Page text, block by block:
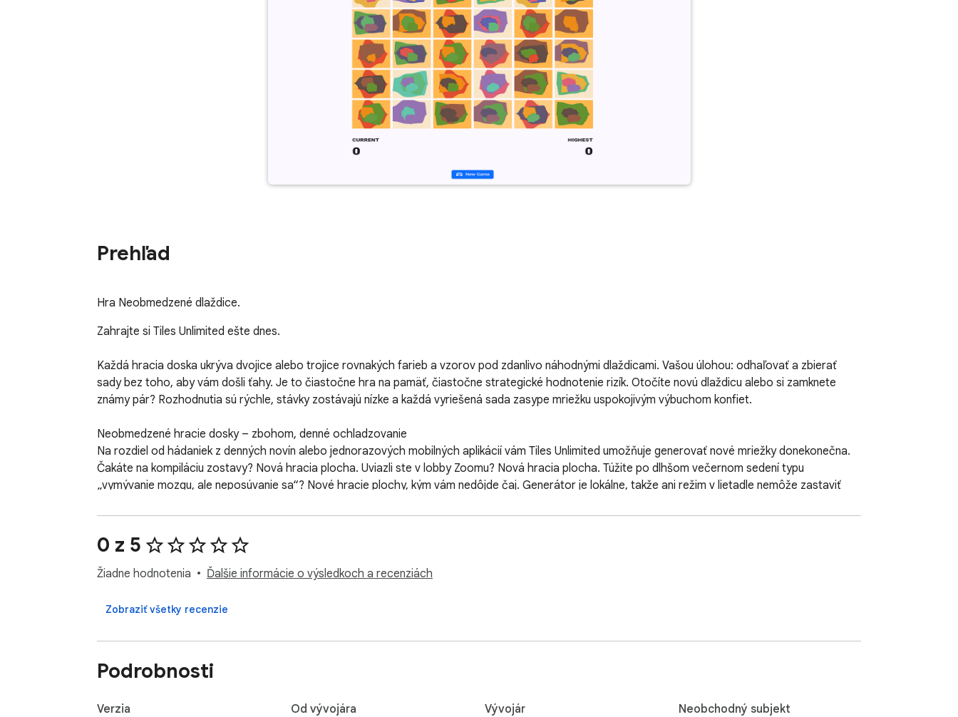
Prehľad
Hra Neobmedzené dlaždice.
Zahrajte si Tiles Unlimited ešte dnes.
Každá hracia doska ukrýva dvojice alebo trojice rovnakých farieb a vzorov pod zdanlivo náhodnými dlaždicami. Vašou úlohou: odhaľovať a zbierať
sady bez toho, aby vám došli ťahy. Je to čiastočne hra na pamäť, čiastočne strategické hodnotenie rizík. Otočíte novú dlaždicu alebo si zamknete
známy pár? Rozhodnutia sú rýchle, stávky zostávajú nízke a každá vyriešená sada zasype mriežku uspokojivým výbuchom konfiet.
Neobmedzené hracie dosky – zbohom, denné ochladzovanie
Na rozdiel od hádaniek z denných novín alebo jednorazových mobilných aplikácií vám Tiles Unlimited umožňuje generovať nové mriežky donekonečna.
Čakáte na kompiláciu zostavy? Nová hracia plocha. Uviazli ste v lobby Zoomu? Nová hracia plocha. Túžite po dlhšom večernom sedení typu
„vymývanie mozgu, ale neposúvanie sa“? Nové hracie plochy, kým vám nedôjde čaj. Generátor je lokálne, takže ani režim v lietadle nemôže zastaviť
Väčšina online prestávok zahŕňa viac textu – sociálne kanály, upozornenia na správy, sekcie komentárov. Tiles tento scenár obracia naruby tým, že
precvičuje inú časť vášho mozgu: rozlišovanie farieb, priestorovú pamäť a rozpoznávanie gestaltových vzorcov. Aj dvojminútové sedenia resetujú vaše
oči a kognitívne funkcie predtým, ako sa opäť ponoríte do vlákna e-mailov alebo buniek tabuľky.
V deň nabitý verbálnymi vstupmi – správami, lístkami, dokumentmi – ponúka Tiles Unlimited miniatúrnu očistu palety, spôsob, ako znovu zapojiť vizuálne
0 z 5
Žiadne hodnotenia Ďalšie informácie o výsledkoch a recenziách
Zobraziť všetky recenzie
Podrobnosti
Verzia
Od vývojára
Vývojár
Neobchodný subjekt